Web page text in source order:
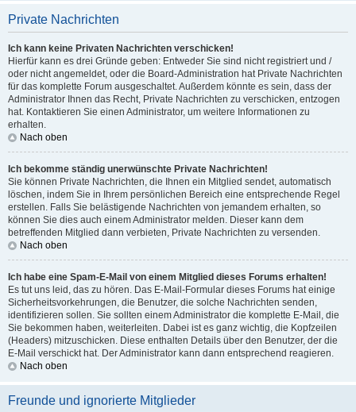
Private Nachrichten
Ich kann keine Privaten Nachrichten verschicken!
Hierfür kann es drei Gründe geben: Entweder Sie sind nicht registriert und /
oder nicht angemeldet, oder die Board-Administration hat Private Nachrichten
für das komplette Forum ausgeschaltet. Außerdem könnte es sein, dass der
Administrator Ihnen das Recht, Private Nachrichten zu verschicken, entzogen
hat. Kontaktieren Sie einen Administrator, um weitere Informationen zu
erhalten.
Nach oben
Ich bekomme ständig unerwünschte Private Nachrichten!
Sie können Private Nachrichten, die Ihnen ein Mitglied sendet, automatisch
löschen, indem Sie in Ihrem persönlichen Bereich eine entsprechende Regel
erstellen. Falls Sie belästigende Nachrichten von jemandem erhalten, so
können Sie dies auch einem Administrator melden. Dieser kann dem
betreffenden Mitglied dann verbieten, Private Nachrichten zu versenden.
Nach oben
Ich habe eine Spam-E-Mail von einem Mitglied dieses Forums erhalten!
Es tut uns leid, das zu hören. Das E-Mail-Formular dieses Forums hat einige
Sicherheitsvorkehrungen, die Benutzer, die solche Nachrichten senden,
identifizieren sollen. Sie sollten einem Administrator die komplette E-Mail, die
Sie bekommen haben, weiterleiten. Dabei ist es ganz wichtig, die Kopfzeilen
(Headers) mitzuschicken. Diese enthalten Details über den Benutzer, der die
E-Mail verschickt hat. Der Administrator kann dann entsprechend reagieren.
Nach oben
Freunde und ignorierte Mitglieder